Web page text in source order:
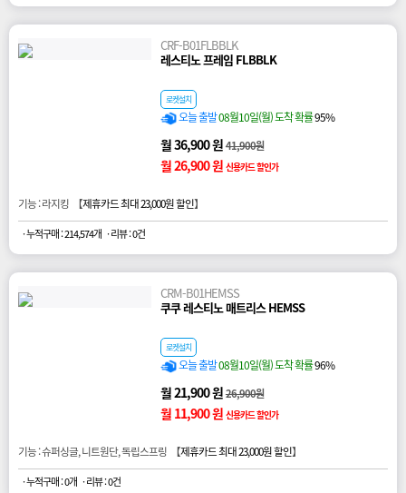
CRF-B01FLBBLK
레스티노 프레임 FLBBLK
로켓설치
오늘 출발08월10일(월) 도착 확률95%
월 36,900 원41,900원
월 26,900 원 신용카드 할인가
기능 : 라지킹 【제휴카드 최대 23,000원 할인】
· 누적구매 : 214,574개 · 리뷰 : 0건
CRM-B01HEMSS
쿠쿠 레스티노 매트리스 HEMSS
로켓설치
오늘 출발08월10일(월) 도착 확률96%
월 21,900 원26,900원
월 11,900 원 신용카드 할인가
기능 : 슈퍼싱글, 니트원단, 독립스프링 【제휴카드 최대 23,000원 할인】
· 누적구매 : 0개 · 리뷰 : 0건